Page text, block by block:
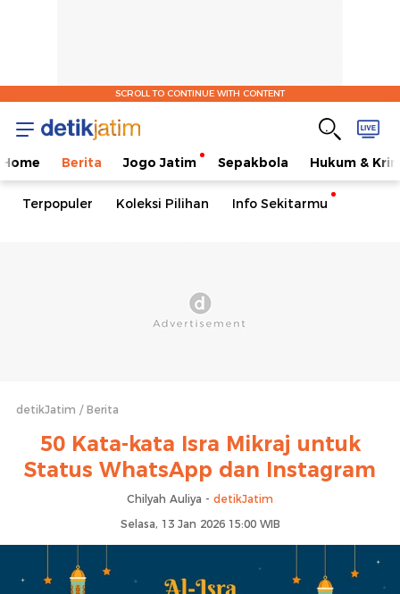
SCROLL TO CONTINUE WITH CONTENT
Home Berita Jogo Jatim Sepakbola Hukum &
Terpopuler Koleksi Pilihan Info Sekitarmu
detikJatim Berita
50 Kata-kata Isra Mikraj untuk
Status WhatsApp dan Instagram
Chilyah Auliya - detikJatim
Selasa, 13 Jan 2026 15:00 WIB